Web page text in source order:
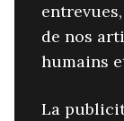
de nos
humains
La